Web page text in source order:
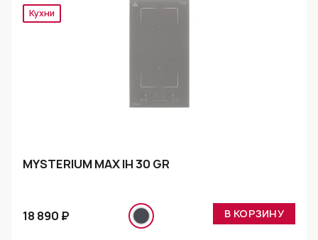
Эксклюзив
MYSTERIUM MAX IH 30 GR
18 890 ₽ В КОРЗИНУ